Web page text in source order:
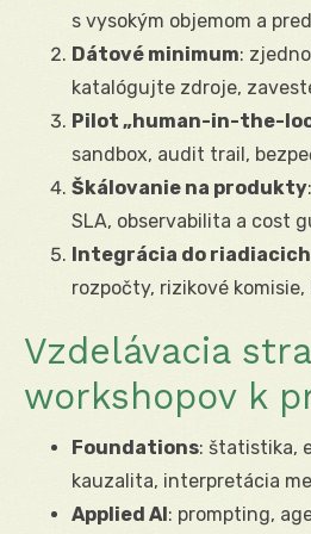
s vysokým objemom a
Dátové minimum:
katalógujte zdroje,
Pilot „human-in-the-
sandbox, audit trail,
Škálovanie na produkty
SLA, observabilita a cost
Integrácia do
rozpočty, rizikové
Vzdelávacia
workshopov k
Foundations: štatistika,
kauzalita, interpretácia
Applied AI: prompting,